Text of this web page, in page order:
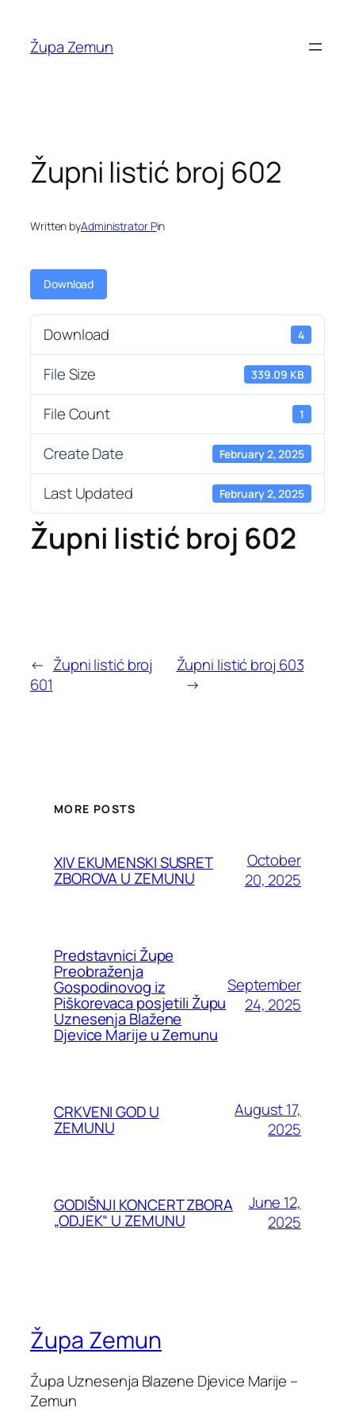
content
Župa Zemun
Župni listić broj 602
Written byAdministrator Pin
Download
Download 4
File Size 339.09 KB
File Count 1
Create Date February 2, 2025
Last Updated February 2, 2025
Župni listić broj 602
← Župni listić broj
601
Župni listić broj 603
→
MORE POSTS
XIV EKUMENSKI SUSRET
ZBOROVA U ZEMUNU
October
20, 2025
Predstavnici Župe
Preobraženja
Gospodinovog iz
Piškorevaca posjetili Župu
Uznesenja Blažene
Djevice Marije u Zemunu
September
24, 2025
CRKVENI GOD U
ZEMUNU
August 17,
2025
GODIŠNJI KONCERT ZBORA
„ODJEK“ U ZEMUNU
June 12,
2025
Župa Zemun
Župa Uznesenja Blazene Djevice Marije –
Zemun